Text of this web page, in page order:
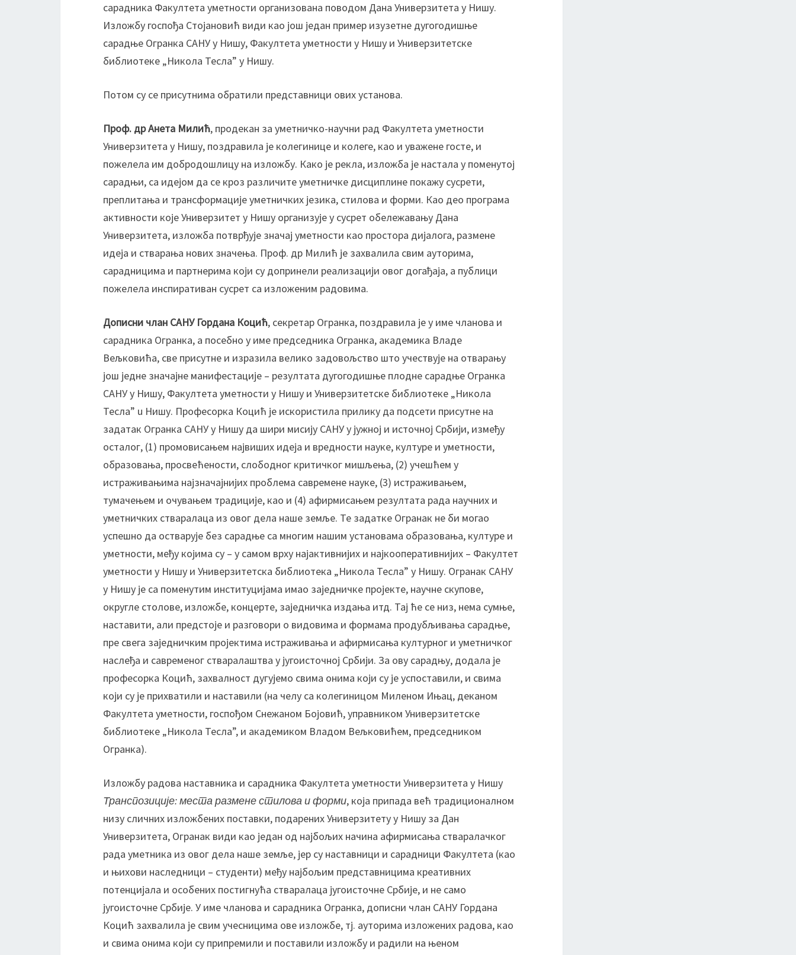
т
н
т
Д
е
п
а
р
м
а
н
а
з
р
и
м
е
њ
н
е
у
м
т
н
о
с
т
а
к
у
л
т
а
у
м
о
с
т
и
У
н
и
в
е
р
и
сарадника Факултета уметности организована поводом Дана Универзитета у Нишу.
Изложбу госпођа Стојановић види као још један пример изузетне дугогодишње
сарадње Огранка САНУ у Нишу, Факултета уметности у Нишу и Универзитетске
библиотеке „Никола Тесла” у Нишу.
Потом су се присутнима обратили представници ових установа.
Проф. др Анета Милић, продекан за уметничко-научни рад Факултета уметности
Универзитета у Нишу, поздравила је колегинице и колеге, као и уважене госте, и
пожелела им добродошлицу на изложбу. Како је рекла, изложба је настала у поменутој
сарадњи, са идејом да се кроз различите уметничке дисциплине покажу сусрети,
преплитања и трансформације уметничких језика, стилова и форми. Као део програма
активности које Универзитет у Нишу организује у сусрет обележавању Дана
Универзитета, изложба потврђује значај уметности као простора дијалога, размене
идеја и стварања нових значења. Проф. др Милић је захвалила свим ауторима,
сарадницима и партнерима који су допринели реализацији овог догађаја, а публици
пожелела инспиративан сусрет са изложеним радовима.
Дописни члан САНУ Гордана Коцић, секретар Огранка, поздравила је у име чланова и
сарадника Огранка, а посебно у име председника Огранка, академика Владе
Вељковића, све присутне и изразила велико задовољство што учествује на отварању
још једне значајне манифестације – резултата дугогодишње плодне сарадње Огранка
САНУ у Нишу, Факултета уметности у Нишу и Универзитетске библиотеке „Никола
Тесла” u Нишу. Професорка Коцић је искористила прилику да подсети присутне на
задатак Огранка САНУ у Нишу да шири мисију САНУ у јужној и источној Србији, између
осталог, (1) промовисањем највиших идеја и вредности науке, културе и уметности,
образовања, просвећености, слободног критичког мишљења, (2) учешћем у
истраживањима најзначајнијих проблема савремене науке, (3) истраживањем,
тумачењем и очувањем традиције, као и (4) афирмисањем резултата рада научних и
уметничких стваралаца из овог дела наше земље. Те задатке Огранак не би могао
успешно да остварује без сарадње са многим нашим установама образовања, културе и
уметности, међу којима су – у самом врху најактивнијих и најкооперативнијих – Факултет
уметности у Нишу и Универзитетска библиотека „Никола Тесла” у Нишу. Огранак САНУ
у Нишу је са поменутим институцијама имао заједничке пројекте, научне скупове,
округле столове, изложбе, концерте, заједничка издања итд. Тај ће се низ, нема сумње,
наставити, али предстоје и разговори о видовима и формама продубљивања сарадње,
пре свега заједничким пројектима истраживања и афирмисања културног и уметничког
наслеђа и савременог стваралаштва у југоисточној Србији. За ову сарадњу, додала је
професорка Коцић, захвалност дугујемо свима онима који су је успоставили, и свима
који су је прихватили и наставили (на челу са колегиницом Миленом Ињац, деканом
Факултета уметности, госпођом Снежаном Бојовић, управником Универзитетске
библиотеке „Никола Тесла”, и академиком Владом Вељковићем, председником
Огранка).
Изложбу радова наставника и сарадника Факултета уметности Универзитета у Нишу
Транспозиције: места размене стилова и форми, која припада већ традиционалном
низу сличних изложбених поставки, подарених Универзитету у Нишу за Дан
Универзитета, Огранак види као један од најбољих начина афирмисања стваралачког
рада уметника из овог дела наше земље, јер су наставници и сарадници Факултета (као
и њихови наследници – студенти) међу најбољим представницима креативних
потенцијала и особених постигнућа стваралаца југоисточне Србије, и не само
југоисточне Србије. У име чланова и сарадника Огранка, дописни члан САНУ Гордана
Коцић захвалила је свим учесницима ове изложбе, тј. ауторима изложених радова, као
и свима онима који су припремили и поставили изложбу и радили на њеном